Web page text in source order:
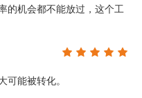
的机会都不能放过，这个工
可能被转化。